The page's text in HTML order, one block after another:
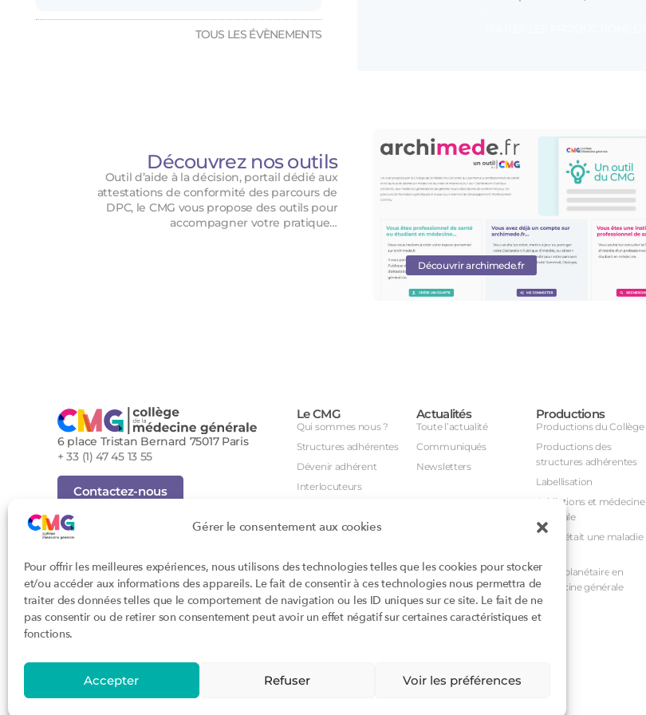
Gérer le consentement aux cookies
Pour offrir les meilleures expériences, nous utilisons des technologies telles que les cookies pour stocker
et/ou accéder aux informations des appareils. Le fait de consentir à ces technologies nous permettra de
traiter des données telles que le comportement de navigation ou les ID uniques sur ce site. Le fait de ne
pas consentir ou de retirer son consentement peut avoir un effet négatif sur certaines caractéristiques et
fonctions.
Accepter Refuser Voir les préférences
TOUS LES ÉVÈNEMENTS
Découvrez nos outils
Outil d’aide à la décision, portail dédié aux
attestations de conformité des parcours de
DPC, le CMG vous propose des outils pour
accompagner votre pratique…
Découvrir archimede.fr
6 place Tristan Bernard 75017 Paris
+ 33 (1) 47 45 13 55
Contactez-nous
Inscription Newsletter
Foire aux questions (FAQ)
Cookies
Confidentialité
Conditions générales d'utilisation
Conception : John Brightman
Le CMG
Qui sommes nous ?
Structures adhérentes
Dévenir adhérent
Interlocuteurs
Groupes de travail
Agenda des instances
DPC
CSI
Orientations prioritaires
Actualités
Toute l’actualité
Communiqués
Newsletters
Productions
Productions du Collège
Productions des
structures adhérentes
Labellisation
Addictions et médecine
générale
Et si c’était une maladie
Santé planétaire en
médecine générale